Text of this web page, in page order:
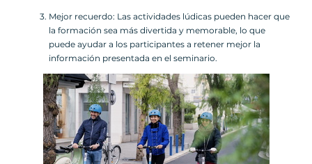
Mejor recuerdo: Las actividades lúdicas pueden hacer que
la formación sea más divertida y memorable, lo que
puede ayudar a los participantes a retener mejor la
información presentada en el seminario.